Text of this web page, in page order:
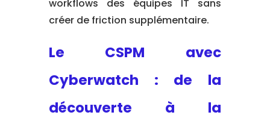
workflows des équipes IT sans
créer de friction supplémentaire.
Le CSPM avec
Cyberwatch : de la
découverte à la